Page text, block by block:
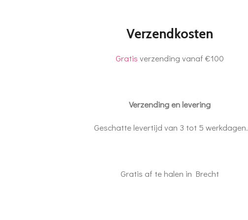
Verzendkosten
Gratisverzending vanaf €100
Verzending en levering
Geschatte levertijd van 3 tot 5 werkdagen.
Gratis af te halen in Brecht